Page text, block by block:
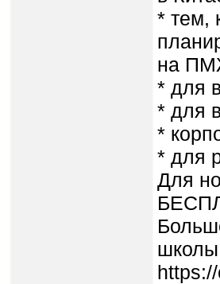
* тем,
на
* для
* для
*
* для
Для